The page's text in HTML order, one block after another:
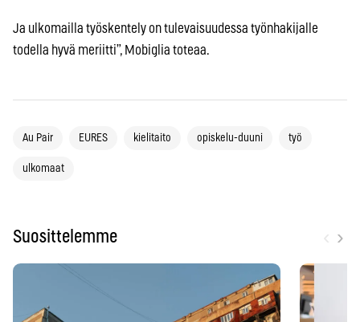
Ja ulkomailla työskentely on tulevaisuudessa työnhakijalle
todella hyvä meriitti”, Mobiglia toteaa.
Au Pair EURES kielitaito opiskelu-duuni työ
ulkomaat
Suosittelemme ›